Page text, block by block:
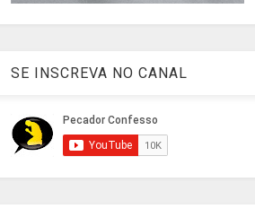
SE INSCREVA NO CANAL